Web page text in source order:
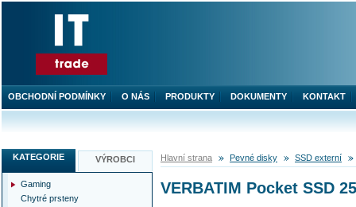
Hlavní strana Pevné disky SSD externí
VERBATIM Pocket SSD
KATEGORIE VÝROBCI
Gaming
Chytré prsteny
OBCHODNÍ PODMÍNKY O NÁS PRODUKTY DOKUMENTY KONTAKT